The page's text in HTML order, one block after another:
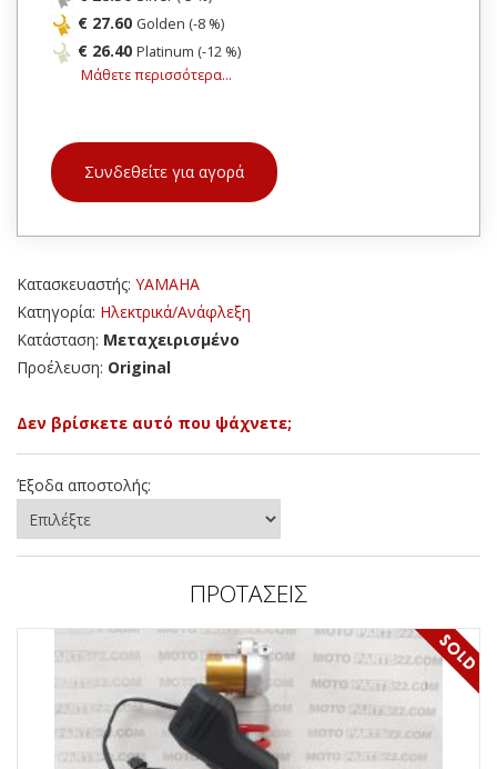
€ 27.60 Golden (-8 %)
€ 26.40 Platinum (-12 %)
Μάθετε περισσότερα...
Συνδεθείτε για αγορά
Κατασκευαστής: YAMAHA
Κατηγορία: Ηλεκτρικά/Ανάφλεξη
Κατάσταση: Μεταχειρισμένο
Προέλευση: Original
Δεν βρίσκετε αυτό που ψάχνετε;
Έξοδα αποστολής:
ΠΡΟΤΑΣΕΙΣ